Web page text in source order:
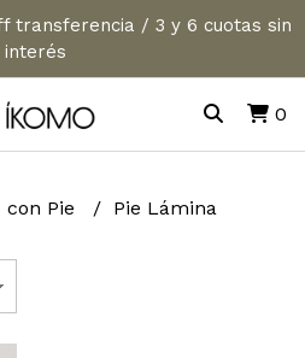
transferencia / 3 y 6 cuotas sin
interés
0
con Pie Pie Lámina